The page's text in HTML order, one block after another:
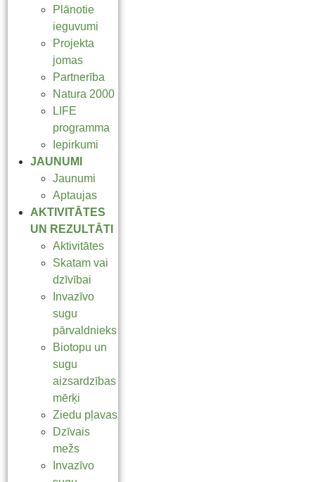
Plānotie
ieguvumi
Projekta
jomas
Partnerība
Natura 2000
LIFE
programma
Iepirkumi
JAUNUMI
Jaunumi
Aptaujas
AKTIVITĀTES
UN REZULTĀTI
Aktivitātes
Skatam vai
dzīvībai
Invazīvo
sugu
pārvaldnieks
Biotopu un
sugu
aizsardzības
mērķi
Ziedu pļavas
Dzīvais
mežs
Invazīvo